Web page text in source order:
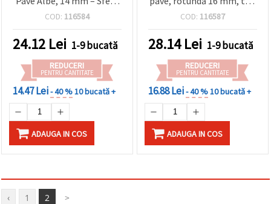
Metalică Culoare Argintiu
Bijuterii DIY și Craft
COD: 116584
24.12 Lei 1-9 bucată
REDUCERI
PENTRU CANTITATE
14.47 Lei- 40 %10 bucată +
ADAUGA IN COS
argintiu – pentru brățări,
DIY/handmade
COD: 116587
28.14Lei 1-9 bucată
REDUCERI
PENTRU CANTITATE
16.88 Lei- 40 %10 bucată +
ADAUGA IN COS
‹ 1 2 >